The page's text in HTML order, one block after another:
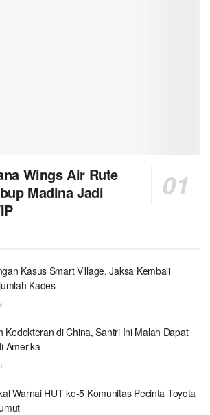
Wings Air Rute
Madina Jadi
Kasus Smart Village, Jaksa Kembali
Kades
Kedokteran di China, Santri Ini Malah Dapat
Amerika
Warnai HUT ke-5 Komunitas Pecinta Toyota